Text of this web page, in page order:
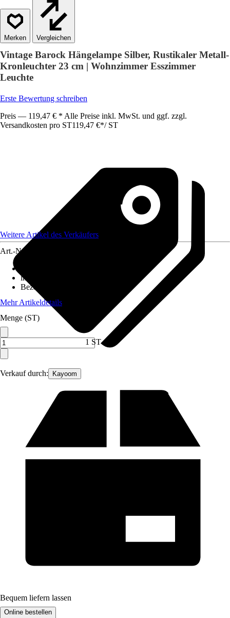
Vergleichen
Vintage Barock Hängelampe Silber, Rustikaler Metall-
Kronleuchter 23 cm | Wohnzimmer Esszimmer
Leuchte
Erste Bewertung schreiben
Preis — 119,47 € * Alle Preise inkl. MwSt. und ggf. zzgl.
Versandkosten pro ST119,47 €*/ ST
Verkauf durch: Kayoom
Weitere Artikel des Verkäufers
Art.-Nr.
inklusive Leuchtmittel
Bezeichnung Fassung
Mehr Artikeldetails
Menge (ST)
1 ST
Bequem liefern lassen
Online bestellen